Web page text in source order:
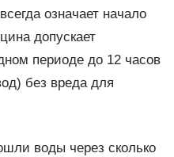
означает начало
допускает
периоде до 12 часов
без вреда для
воды через сколько